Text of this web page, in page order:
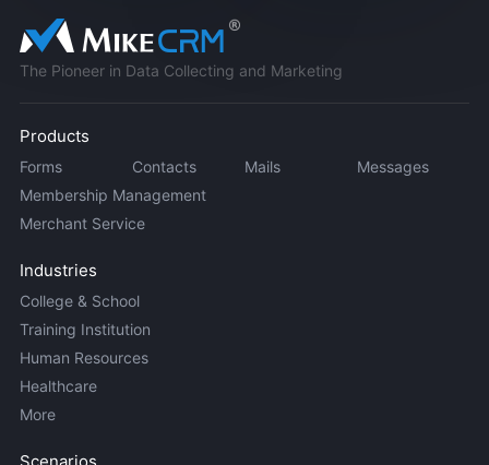
The Pioneer in Data Collecting and Marketing
Products
Forms Contacts Mails
Messages
Membership Management
Merchant Service
Industries
College & School
Training Institution
Human Resources
Healthcare
More